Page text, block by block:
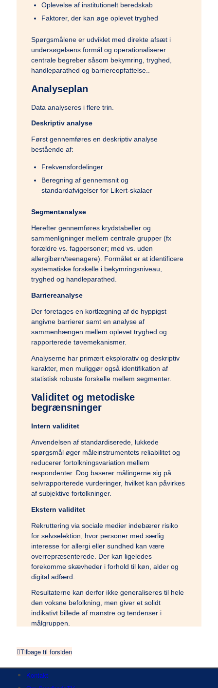
Oplevelse af institutionelt beredskab
Faktorer, der kan øge oplevet tryghed
Spørgsmålene er udviklet med direkte afsæt i
undersøgelsens formål og operationaliserer
centrale begreber såsom bekymring, tryghed,
handleparathed og barriereopfattelse..
Analyseplan
Data analyseres i flere trin.
Deskriptiv analyse
Først gennemføres en deskriptiv analyse
bestående af:
Frekvensfordelinger
Beregning af gennemsnit og
standardafvigelser for Likert-skalaer
Segmentanalyse
Herefter gennemføres krydstabeller og
sammenligninger mellem centrale grupper (fx
forældre vs. fagpersoner; med vs. uden
allergibørn/teenagere). Formålet er at identificere
systematiske forskelle i bekymringsniveau,
tryghed og handleparathed.
Barriereanalyse
Der foretages en kortlægning af de hyppigst
angivne barrierer samt en analyse af
sammenhængen mellem oplevet tryghed og
rapporterede tøvemekanismer.
Analyserne har primært eksplorativ og deskriptiv
karakter, men muliggør også identifikation af
statistisk robuste forskelle mellem segmenter.
Validitet og metodiske
begrænsninger
Intern validitet
Anvendelsen af standardiserede, lukkede
spørgsmål øger måleinstrumentets reliabilitet og
reducerer fortolkningsvariation mellem
respondenter. Dog baserer målingerne sig på
selvrapporterede vurderinger, hvilket kan påvirkes
af subjektive fortolkninger.
Ekstern validitet
Rekruttering via sociale medier indebærer risiko
for selvselektion, hvor personer med særlig
interesse for allergi eller sundhed kan være
overrepræsenterede. Der kan ligeledes
forekomme skævheder i forhold til køn, alder og
digital adfærd.
Resultaterne kan derfor ikke generaliseres til hele
den voksne befolkning, men giver et solidt
indikativt billede af mønstre og tendenser i
målgruppen.
Respondenter kan have tendens til at overvurdere
egen handleparathed i akutte situationer.
Inklusionen af spørgsmål om frygt og barrierer
bidrager til at nuancere dette billede og reducere
Tilbage til forsiden
Kontakt